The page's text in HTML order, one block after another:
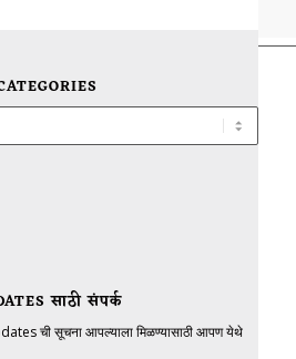
साठी संपर्क
ची सूचना आपल्याला मिळण्यासाठी आपण येथे